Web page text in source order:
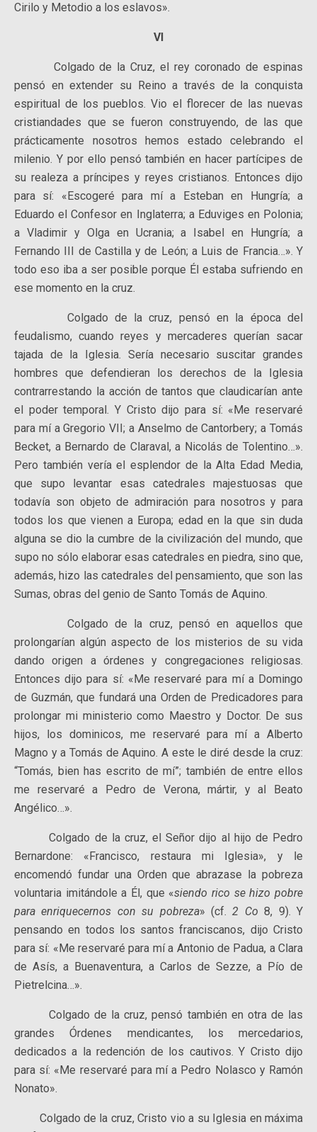
Cirilo y Metodio a los eslavos».
VI
Colgado de la Cruz, el rey coronado de espinas
pensó en extender su Reino a través de la conquista
espiritual de los pueblos. Vio el florecer de las nuevas
cristiandades que se fueron construyendo, de las que
prácticamente nosotros hemos estado celebrando el
milenio. Y por ello pensó también en hacer partícipes de
su realeza a príncipes y reyes cristianos. Entonces dijo
para sí: «Escogeré para mí a Esteban en Hungría; a
Eduardo el Confesor en Inglaterra; a Eduviges en Polonia;
a Vladimir y Olga en Ucrania; a Isabel en Hungría; a
Fernando III de Castilla y de León; a Luis de Francia…». Y
todo eso iba a ser posible porque Él estaba sufriendo en
ese momento en la cruz.
Colgado de la cruz, pensó en la época del
feudalismo, cuando reyes y mercaderes querían sacar
tajada de la Iglesia. Sería necesario suscitar grandes
hombres que defendieran los derechos de la Iglesia
contrarrestando la acción de tantos que claudicarían ante
el poder temporal. Y Cristo dijo para sí: «Me reservaré
para mí a Gregorio VII; a Anselmo de Cantorbery; a Tomás
Becket, a Bernardo de Claraval, a Nicolás de Tolentino…».
Pero también vería el esplendor de la Alta Edad Media,
que supo levantar esas catedrales majestuosas que
todavía son objeto de admiración para nosotros y para
todos los que vienen a Europa; edad en la que sin duda
alguna se dio la cumbre de la civilización del mundo, que
supo no sólo elaborar esas catedrales en piedra, sino que,
además, hizo las catedrales del pensamiento, que son las
Sumas, obras del genio de Santo Tomás de Aquino.
Colgado de la cruz, pensó en aquellos que
prolongarían algún aspecto de los misterios de su vida
dando origen a órdenes y congregaciones religiosas.
Entonces dijo para sí: «Me reservaré para mí a Domingo
de Guzmán, que fundará una Orden de Predicadores para
prolongar mi ministerio como Maestro y Doctor. De sus
hijos, los dominicos, me reservaré para mí a Alberto
Magno y a Tomás de Aquino. A este le diré desde la cruz:
“Tomás, bien has escrito de mí”; también de entre ellos
me reservaré a Pedro de Verona, mártir, y al Beato
Angélico…».
Colgado de la cruz, el Señor dijo al hijo de Pedro
Bernardone: «Francisco, restaura mi Iglesia», y le
encomendó fundar una Orden que abrazase la pobreza
voluntaria imitándole a Él, que «siendo rico se hizo pobre
para enriquecernos con su pobreza» (cf.2 Co 8, 9). Y
pensando en todos los santos franciscanos, dijo Cristo
para sí: «Me reservaré para mí a Antonio de Padua, a Clara
de Asís, a Buenaventura, a Carlos de Sezze, a Pío de
Pietrelcina…».
Colgado de la cruz, pensó también en otra de las
grandes Órdenes mendicantes, los mercedarios,
dedicados a la redención de los cautivos. Y Cristo dijo
para sí: «Me reservaré para mí a Pedro Nolasco y Ramón
Nonato».
Colgado de la cruz, Cristo vio a su Iglesia en máxima